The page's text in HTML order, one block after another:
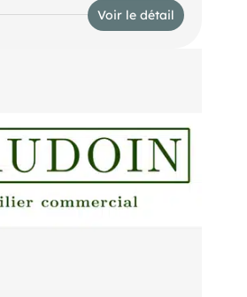
accessoires, librairies et
Surfaces : 20 m² environ
PATISSERIE SECHE... Prix
+ 9,60% TTC d'honoraires
Voir le détail